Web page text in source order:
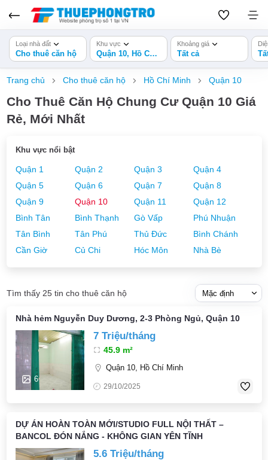
Loại nhà đất
Cho thuê căn hộ
Khu vực
Quận 10, Hồ Chí Minh
Khoảng giá
Tất cả
Trang chủ Cho thuê căn hộ Hồ Chí Minh Quận 10
Cho Thuê Căn Hộ Chung Cư Quận 10 Giá
Rẻ, Mới Nhất
Khu vực nổi bật
Quận 1 Quận 2 Quận 3
Quận 4
Quận 5
Quận 6 Quận 7
Quận 8
Quận 9
Quận 10 Quận 11
Quận 12
Bình Tân
Bình Thạnh Gò Vấp
Phú Nhuận
Tân Bình
Tân Phú Thủ Đức
Bình Chánh
Cần Giờ
Củ Chi Hóc Môn Nhà Bè
Tìm thấy 25 tin cho thuê căn hộ
Nhà hẻm Nguyễn Duy Dương, 2-3 Phòng Ngủ, Quận 10
6
7 Triệu/tháng
45.9 m²
Quận 10, Hồ Chí Minh
29/10/2025
DỰ ÁN HOÀN TOÀN MỚI/STUDIO FULL NỘI THẤT –
BANCOL ĐÓN NẮNG - KHÔNG GIAN YÊN TĨNH
5.6 Triệu/tháng